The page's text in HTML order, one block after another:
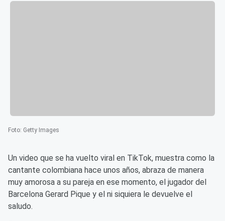
Foto: Getty Images
Un video que se ha vuelto viral en TikTok, muestra como la
cantante colombiana hace unos años, abraza de manera
muy amorosa a su pareja en ese momento, el jugador del
Barcelona Gerard Pique y el ni siquiera le devuelve el
saludo.